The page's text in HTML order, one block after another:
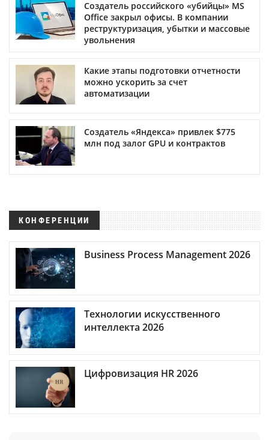
Создатель российского «убийцы» MS
Office закрыл офисы. В компании
реструктуризация, убытки и массовые
увольнения
Какие этапы подготовки отчетности
можно ускорить за счет
автоматизации
Создатель «Яндекса» привлек $775
млн под залог GPU и контрактов
КОНФЕРЕНЦИИ
Business Process Management 2026
Технологии искусственного
интеллекта 2026
Цифровизация HR 2026